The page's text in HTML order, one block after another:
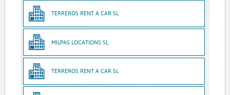
TERREROS RENT A CAR SL
MILPAS LOCATIONS SL
TERREROS RENT A CAR SL